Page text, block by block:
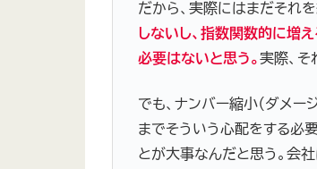
だから、実際にはまだそれ
しないし、指数関数的に増
必要はないと思う。実際、そ
でも、ナンバー縮小（ダメ
までそういう心配をする必
とが大事なんだと思う。会